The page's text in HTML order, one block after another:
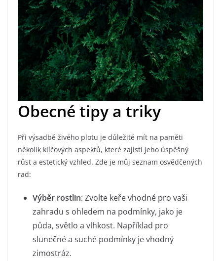
Obecné tipy a triky
Při výsadbě živého plotu je důležité mít na paměti
několik klíčových aspektů, které zajistí jeho úspěšný
růst a estetický vzhled. Zde je můj seznam osvědčených
rad:
Výběr rostlin: Zvolte keře vhodné pro vaši
zahradu s ohledem na podmínky, jako je
půda, světlo a vlhkost. Například pro
slunečné a suché podmínky je vhodný
zimostráz.